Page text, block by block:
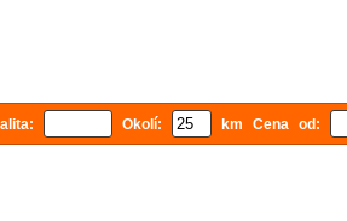
Okolí: km Cena od: